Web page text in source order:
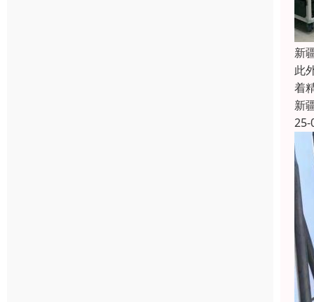
新
此
着
新
25-